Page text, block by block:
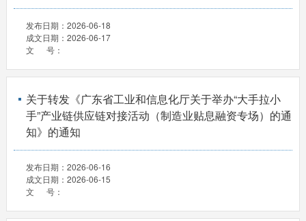
发布日期： 2026-06-18
成文日期： 2026-06-17
文 号：
关于转发《广东省工业和信息化厅关于举办“大手拉小
手”产业链供应链对接活动（制造业贴息融资专场）的通
知》的通知
发布日期： 2026-06-16
成文日期： 2026-06-15
文 号：